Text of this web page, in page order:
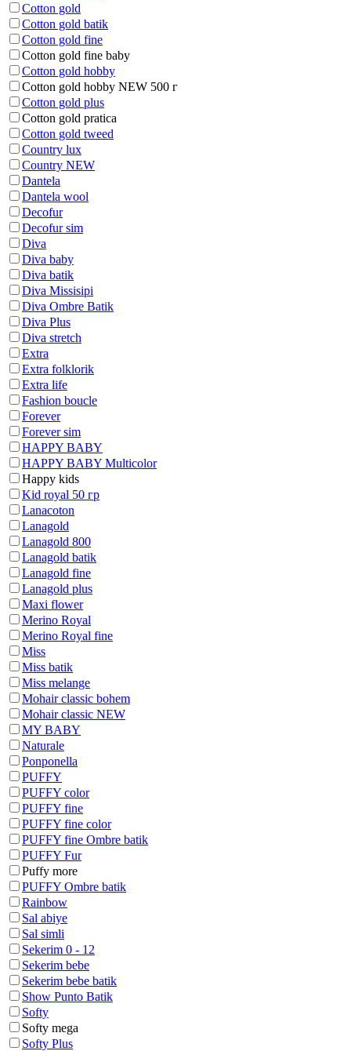
Cotton gold
Cotton gold batik
Cotton gold fine
Cotton gold fine baby
Cotton gold hobby
Cotton gold hobby NEW 500 г
Cotton gold plus
Cotton gold pratica
Cotton gold tweed
Country lux
Country NEW
Dantela
Dantela wool
Decofur
Decofur sim
Diva
Diva baby
Diva batik
Diva Missisipi
Diva Ombre Batik
Diva Plus
Diva stretch
Extra
Extra folklorik
Extra life
Fashion boucle
Forever
Forever sim
HAPPY BABY
HAPPY BABY Multicolor
Happy kids
Kid royal 50 гр
Lanacoton
Lanagold
Lanagold 800
Lanagold batik
Lanagold fine
Lanagold plus
Maxi flower
Merino Royal
Merino Royal fine
Miss
Miss batik
Miss melange
Mohair classic bohem
Mohair classic NEW
MY BABY
Naturale
Ponponella
PUFFY
PUFFY color
PUFFY fine
PUFFY fine color
PUFFY fine Ombre batik
PUFFY Fur
Puffy more
PUFFY Ombre batik
Rainbow
Sal abiye
Sal simli
Sekerim 0 - 12
Sekerim bebe
Sekerim bebe batik
Show Punto Batik
Softy
Softy mega
Softy Plus